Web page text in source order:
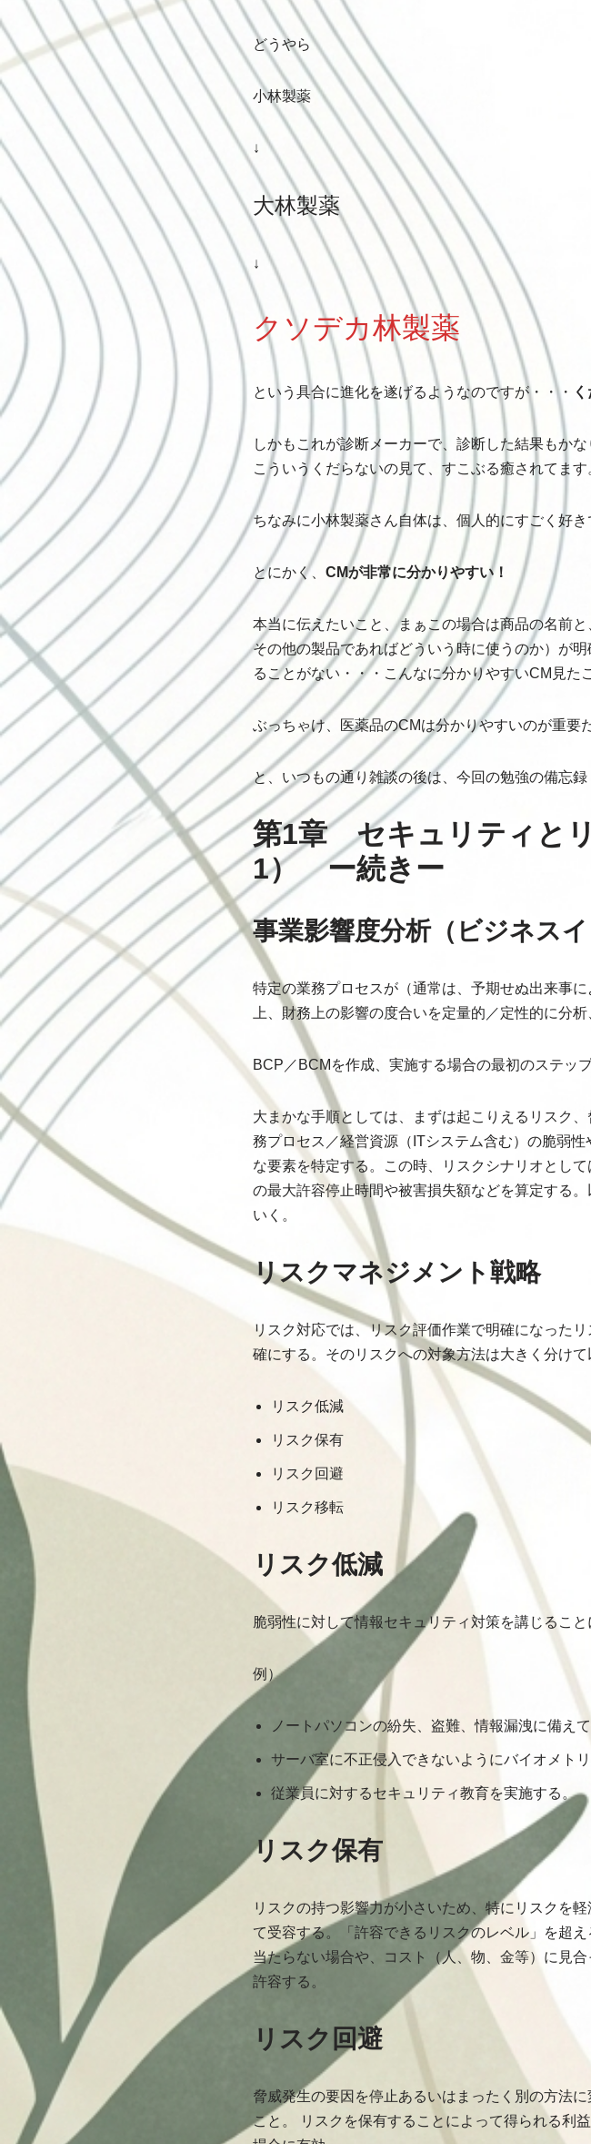
どうやら
小林製薬
↓
大林製薬
↓
クソデカ林製薬
という具合に進化を遂げるようなのですが・・・
しかもこれが診断メーカーで、診断した結果もか
こういうくだらないの見て、すこぶる癒されてます
ちなみに小林製薬さん自体は、個人的にすごく好き
とにかく、 CMが非常に分かりやすい！
本当に伝えたいこと、まぁこの場合は商品の名前
その他の製品であればどういう時に使うのか）が
ることがない・・・こんなに分かりやすいCM見た
ぶっちゃけ、医薬品のCMは分かりやすいのが重要
と、いつもの通り雑談の後は、今回の勉強の備忘録
第1章 セキュリティと
1） ー続きー
事業影響度分析（ビジネスイ
特定の業務プロセスが（通常は、予期せぬ出来事
上、財務上の影響の度合いを定量的／定性的に分析
BCP／BCMを作成、実施する場合の最初のステッ
大まかな手順としては、まずは起こりえるリスク
務プロセス／経営資源（ITシステム含む）の脆弱
な要素を特定する。この時、リスクシナリオとし
の最大許容停止時間や被害損失額などを算定する
いく。
リスクマネジメント戦略
リスク対応では、リスク評価作業で明確になった
確にする。そのリスクへの対象方法は大きく分けて
リスク低減
リスク保有
リスク回避
リスク移転
リスク低減
脆弱性に対して情報セキュリティ対策を講じるこ
例）
ノートパソコンの紛失、盗難、情報漏洩に備え
サーバ室に不正侵入できないようにバイオメト
従業員に対するセキュリティ教育を実施する。
リスク保有
リスクの持つ影響力が小さいため、特にリスクを
て受容する。「許容できるリスクのレベル」を超
当たらない場合や、コスト（人、物、金等）に見
許容する。
リスク回避
脅威発生の要因を停止あるいはまったく別の方法
こと。 リスクを保有することによって得られる利